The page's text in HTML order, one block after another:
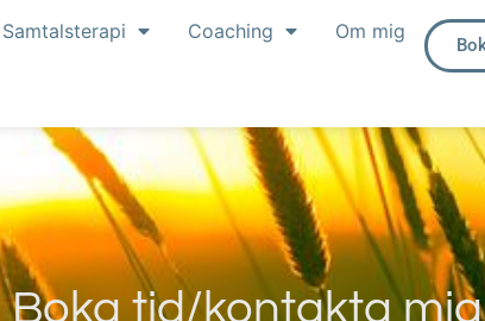
Samtalsterapi Coaching Om mig
Boka tid/kontakta mig